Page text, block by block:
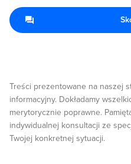
Treści prezentowane na naszej
informacyjny. Dokładamy
merytorycznie poprawne.
indywidualnej konsultacji ze
Twojej konkretnej sytuacji.